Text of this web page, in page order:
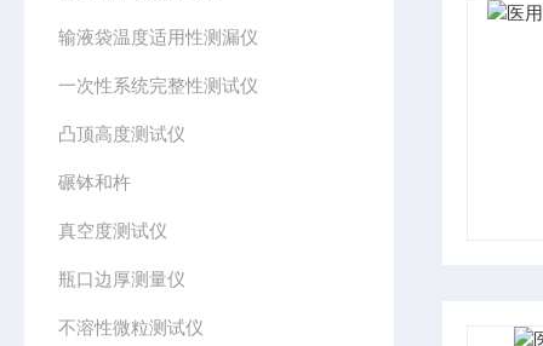
输液袋温度适用性测漏仪
一次性系统完整性测试仪
凸顶高度测试仪
碾钵和杵
真空度测试仪
瓶口边厚测量仪
不溶性微粒测试仪